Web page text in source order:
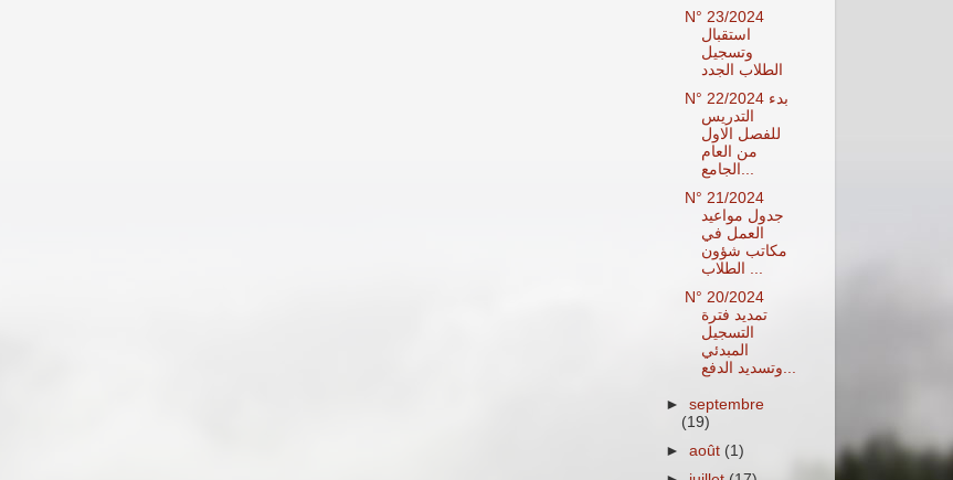
N° 23/2024
استقبال
وتسجيل
الطلاب الجدد
N° 22/2024 بدء
التدريس
للفصل الاول
من العام
N° 21/2024
جدول مواعيد
العمل في
مكاتب شؤون
الطلاب ...
N° 20/2024
تمديد فترة
التسجيل
المبدئي
وتسديد الدفع...
►septembre
(19)
►août (1)